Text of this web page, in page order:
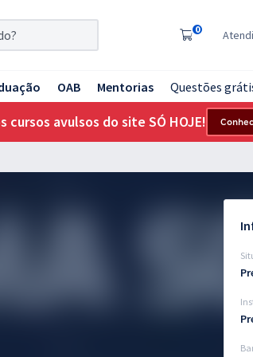
0
OAB Mentorias Questões
cursos avulsos do site SÓ HOJE!